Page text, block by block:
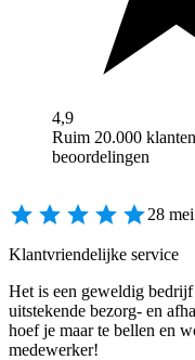
4,9
Ruim 20.000 klanten
beoordelingen
28
Klantvriendelijke service
Het is een geweldig
uitstekende bezorg- en
hoef je maar te bellen en
medewerker!